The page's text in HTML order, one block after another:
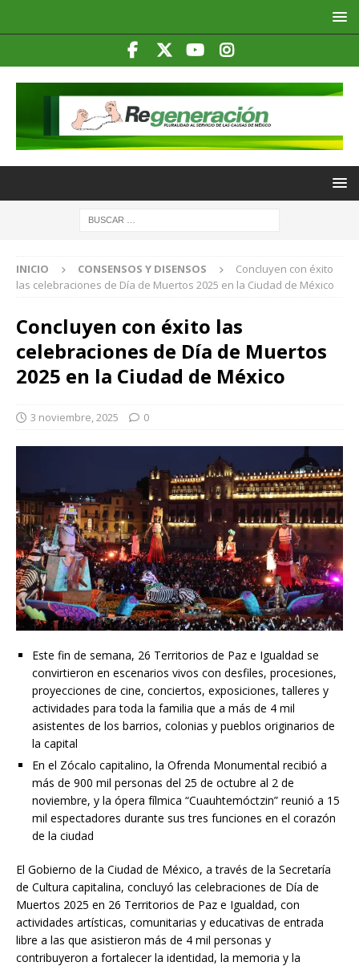
INICIO CONSENSOS Y DISENSOS
Concluyen con éxito
las celebraciones de Día de Muertos 2025 en la Ciudad de México
Concluyen con éxito las
celebraciones de Día de Muertos
2025 en la Ciudad de México
3 noviembre, 2025 0
Este fin de semana, 26 Territorios de Paz e Igualdad se
convirtieron en escenarios vivos con desfiles, procesiones,
proyecciones de cine, conciertos, exposiciones, talleres y
actividades para toda la familia que a más de 4 mil
asistentes de los barrios, colonias y pueblos originarios de
la capital
En el Zócalo capitalino, la Ofrenda Monumental recibió a
más de 900 mil personas del 25 de octubre al 2 de
noviembre, y la ópera fílmica “Cuauhtemóctzin” reunió a 15
mil espectadores durante sus tres funciones en el corazón
de la ciudad
El Gobierno de la Ciudad de México, a través de la Secretaría
de Cultura capitalina, concluyó las celebraciones de Día de
Muertos 2025 en 26 Territorios de Paz e Igualdad, con
actividades artísticas, comunitarias y educativas de entrada
libre a las que asistieron más de 4 mil personas y
contribuyeron a fortalecer la identidad, la memoria y la